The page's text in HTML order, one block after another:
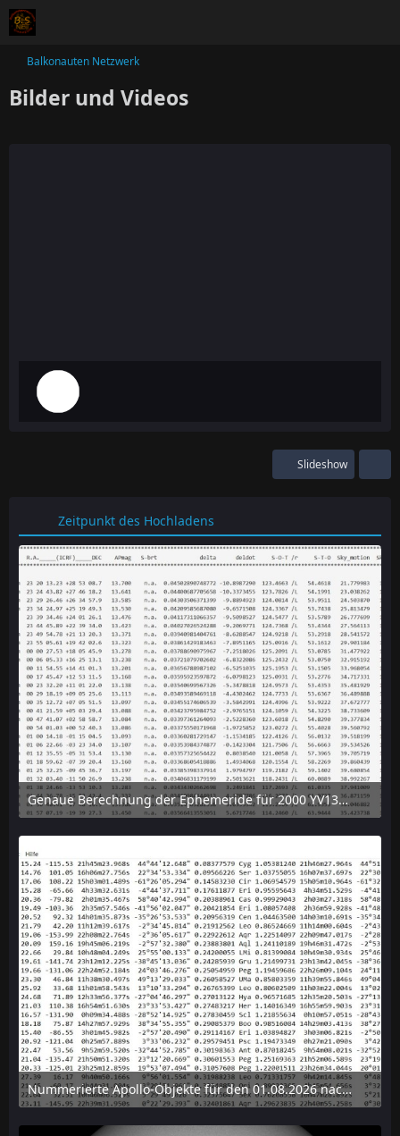
Balkonauten Netzwerk
Bilder und Videos
Slideshow
Zeitpunkt des Hochladens
Genaue Berechnung der Ephemeride für 2000 YV137 mit dem online-tool "Horizon" des JPL
6. August 2026 um 15:38
Nummerierte Apollo-Objekte für den 01.08.2026 nach Erdabstand sortiert, nur die ersten der 1910 Objekte angezeigt
6. August 2026 um 15:14